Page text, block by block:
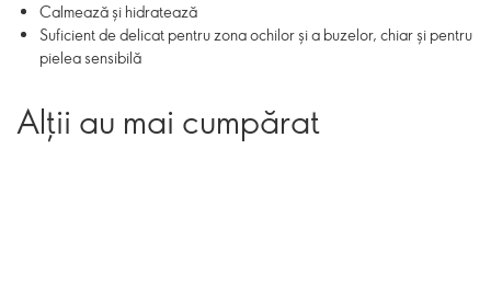
Calmează și hidratează
Suficient de delicat pentru zona ochilor și a buzelor, chiar și pentru
pielea sensibilă
Alții au mai cumpărat